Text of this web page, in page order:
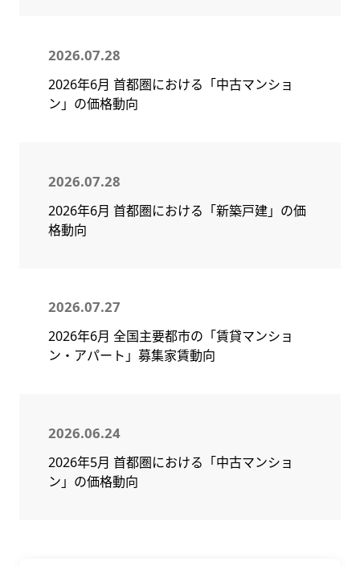
2026.07.28
2026年6月 首都圏における「中古マンショ
ン」の価格動向
2026.07.28
2026年6月 首都圏における「新築戸建」の価
格動向
2026.07.27
2026年6月 全国主要都市の「賃貸マンショ
ン・アパート」募集家賃動向
2026.06.24
2026年5月 首都圏における「中古マンショ
ン」の価格動向